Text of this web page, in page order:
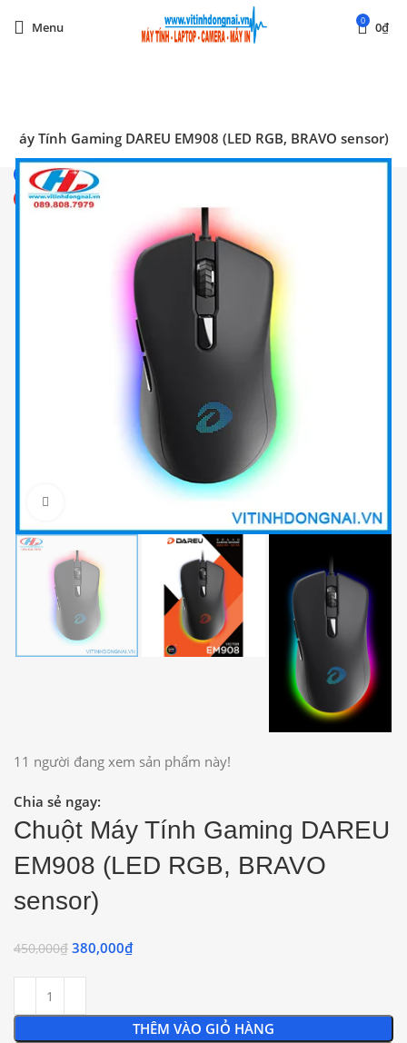
Menu 0 0₫
Tính Gaming DAREU EM908 (LED RGB, BRAVO sensor)
-16%
HOT
11 người đang xem sản phẩm này!
Chia sẻ ngay:
Chuột Máy Tính Gaming DAREU
EM908 (LED RGB, BRAVO
sensor)
450,000₫ 380,000₫
THÊM VÀO GIỎ HÀNG